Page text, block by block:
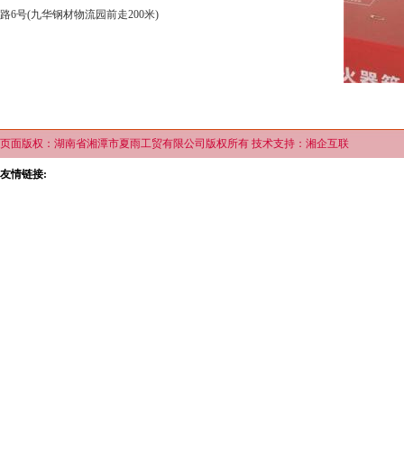
路6号(九华钢材物流园前走200米)
页面版权：湖南省湘潭市夏雨工贸有限公司版权所有 技术支持：湘企互联
友情链接: